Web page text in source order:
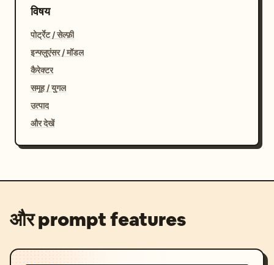
विषय
पोर्ट्रेट / सेल्फ़ी
इन्फ्लुएंसर / मॉडल
कैरेक्टर
समूह / युगल
उत्पाद
और देखें
और prompt features